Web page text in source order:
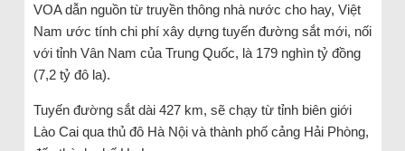
VOA dẫn nguồn từ truyền thông nhà nước cho hay, Việt
Nam ước tính chi phí xây dựng tuyến đường sắt mới, nối
với tỉnh Vân Nam của Trung Quốc, là 179 nghìn tỷ đồng
(7,2 tỷ đô la).
Tuyến đường sắt dài 427 km, sẽ chạy từ tỉnh biên giới
Lào Cai qua thủ đô Hà Nội và thành phố cảng Hải Phòng,